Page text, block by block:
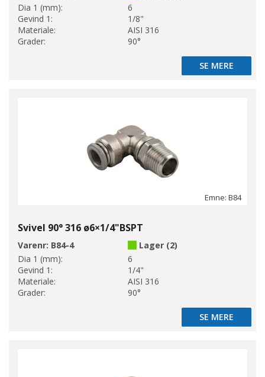
Dia 1 (mm):
6
Gevind 1:
1/8"
Materiale:
AISI 316
Grader:
90°
SE MERE
SE MERE
Emne: B84
Svivel 90° 316 ø6×1/4"BSPT
Varenr: B84-4
Lager (2)
Dia 1 (mm):
6
Gevind 1:
1/4"
Materiale:
AISI 316
Grader:
90°
SE MERE
SE MERE